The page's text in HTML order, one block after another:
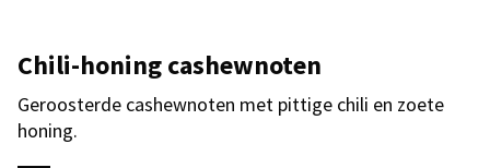
Chili-honing cashewnoten
Geroosterde cashewnoten met pittige chili en zoete
honing.